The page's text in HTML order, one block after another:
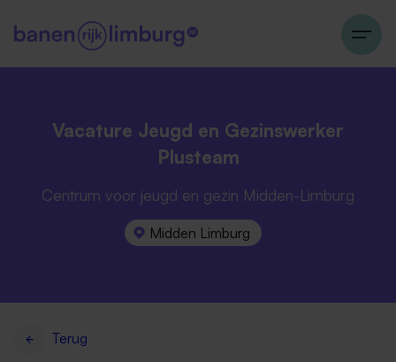
Vacature Jeugd en Gezinswerker
Plusteam
Centrum voor jeugd en gezin Midden-Limburg
Midden Limburg
Terug